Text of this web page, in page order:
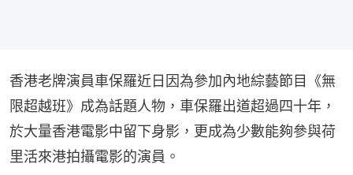
香港老牌演員車保羅近日因為參加內地綜藝節目《無
限超越班》成為話題人物，車保羅出道超過四十年，
於大量香港電影中留下身影，更成為少數能夠參與荷
里活來港拍攝電影的演員。